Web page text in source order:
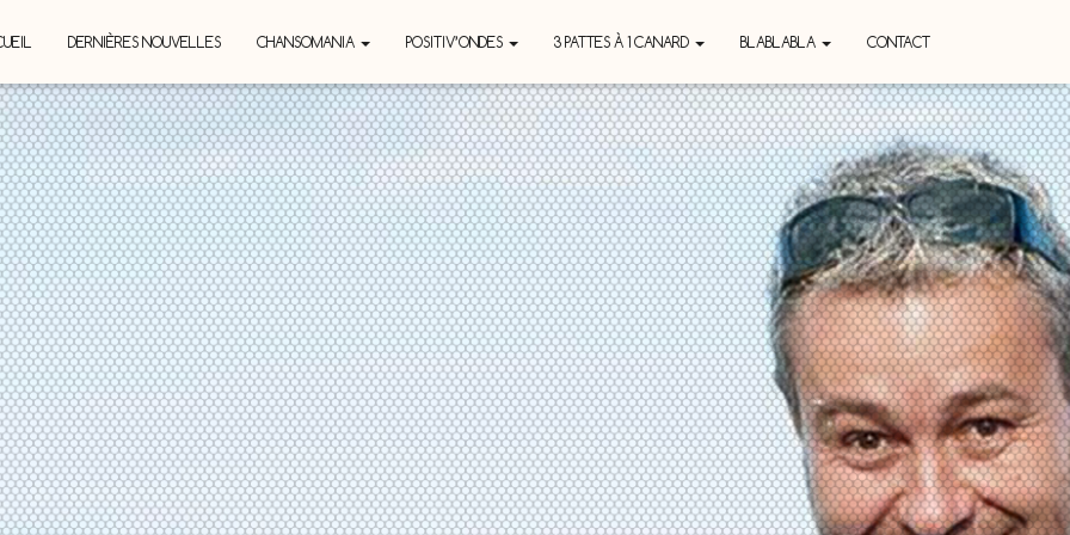
DERNIÈRES NOUVELLES CHANSOMANIA POSITIV’ONDES 3 PATTES À 1 CANARD BLABLABLA CONTACT